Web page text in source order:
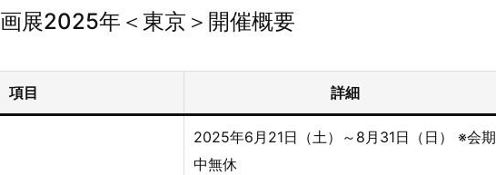
展2025年＜東京＞開催概要
項目 詳細
2025年6月21日（土）～8月31日（日） ※会期
中無休